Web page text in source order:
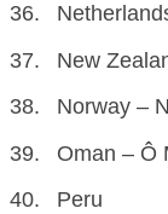
New
Norway –
Oman – Ô
Peru